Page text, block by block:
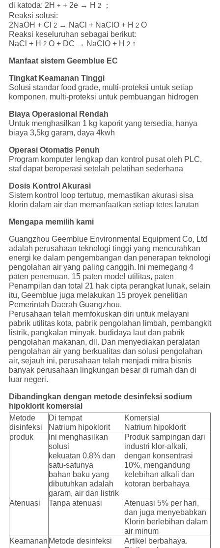
di katoda: 2H + + 2e → H 2；
Reaksi solusi:
2NaOH + Cl 2→ NaCl + NaClO + H 2O
Reaksi keseluruhan sebagai berikut:
NaCl + H 2O + DC → NaClO + H 2↑
Manfaat sistem Geemblue EC
Tingkat Keamanan Tinggi
Solusi standar food grade, multi-proteksi untuk setiap
komponen, multi-proteksi untuk pembuangan hidrogen
Biaya Operasional Rendah
Untuk menghasilkan 1 kg kaporit yang tersedia, hanya
biaya 3,5kg garam, daya 4kwh
Operasi Otomatis Penuh
Program komputer lengkap dan kontrol pusat oleh PLC,
staf dapat beroperasi setelah pelatihan sederhana
Dosis Kontrol Akurasi
Sistem kontrol loop tertutup, memastikan akurasi sisa
klorin dalam air dan memanfaatkan setiap tetes larutan
Mengapa memilih kami
Guangzhou Geemblue Environmental Equipment Co, Ltd
adalah perusahaan teknologi tinggi yang mencurahkan
energi ke dalam pengembangan dan penerapan teknologi
pengolahan air yang paling canggih. Ini memegang 4
paten penemuan, 15 paten model utilitas, paten
Penampilan dan total 21 hak cipta perangkat lunak, selain
itu, Geemblue juga melakukan 15 proyek penelitian
Pemerintah Daerah Guangzhou.
Perusahaan telah memfokuskan diri untuk melayani
pabrik utilitas kota, pabrik pengolahan limbah, pembangkit
listrik, pangkalan minyak, budidaya laut dan pabrik
pengolahan makanan, dll. Dan menyediakan peralatan
pengolahan air yang berkualitas dan solusi pengolahan
air, sejauh ini, perusahaan telah menjadi mitra bisnis
banyak perusahaan lingkungan besar di rumah dan di
luar negeri.
Dibandingkan dengan metode desinfeksi sodium
hipoklorit komersial
Metode
disinfeksi
Di tempat
Natrium hipoklorit
Komersial
Natrium hipoklorit
produk
Ini menghasilkan
solusi
kekuatan 0,8% dan
satu-satunya
bahan baku yang
dibutuhkan adalah
garam, air dan listrik
Produk sampingan dari
industri klor-alkali,
dengan konsentrasi
10%, mengandung
kelebihan alkali dan
kotoran berbahaya
Atenuasi Tanpa atenuasi
Atenuasi 5% per hari,
dan juga menyebabkan
Klorin berlebihan dalam
air minum
Keamanan Metode desinfeksi
Artikel berbahaya.